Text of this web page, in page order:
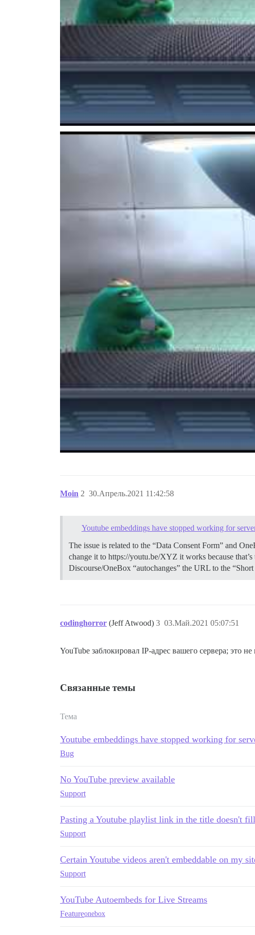
Moin 30.Апрель.2021 11:42:58
2
Youtube embeddings have stopped working for
The issue is related to the “Data Consent Form” and
change it to https://youtu.be/XYZ it works because
Discourse/OneBox “autochanges” the URL to the
codinghorror (Jeff Atwood) 03.Май.2021 05:07:51
3
YouTube заблокировал IP-адрес вашего сервера; это
Связанные темы
Тема
Youtube embeddings have stopped working for
Bug
No YouTube preview available
Support
Pasting a Youtube playlist link in the title doesn't
Support
Certain Youtube videos aren't embeddable on my
Support
YouTube Autoembeds for Live Streams
Featureonebox